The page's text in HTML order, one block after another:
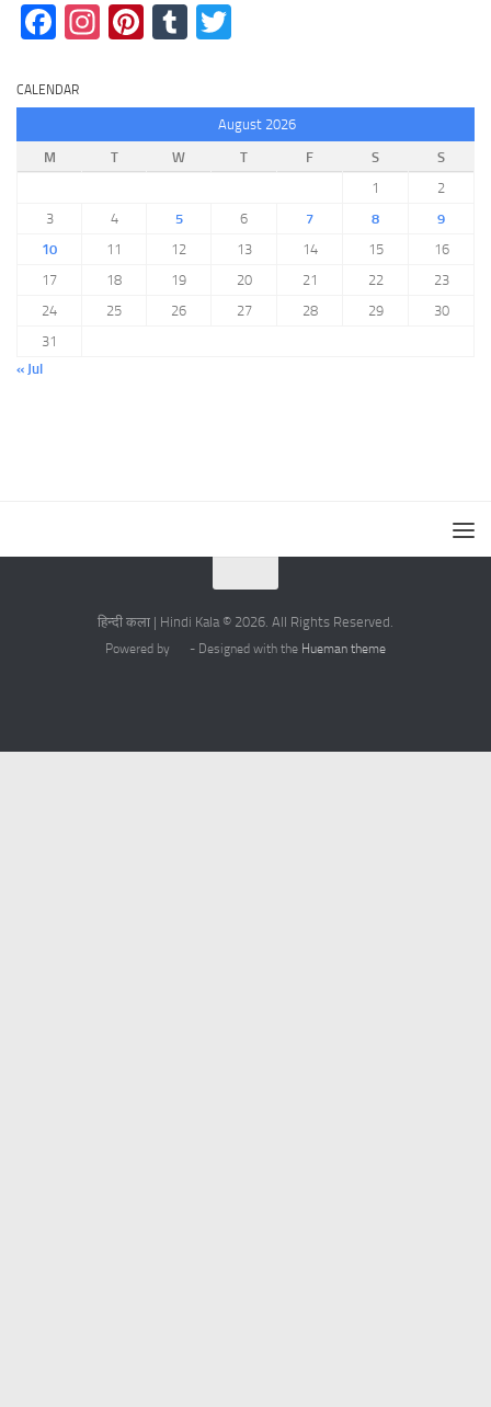
Facebook
Instagram
Pinterest
Tumblr
CALENDAR
August 2026
M
T W T F S
S
1
2
3
4 5 6 7 8
9
10
11 12 13 14 15
16
17
18 19 20 21 22
23
24
25 26 27 28 29
30
31
« Jul
हिन्दी कला | Hindi Kala © 2026. All Rights Reserved.
Powered by - Designed with the Hueman theme